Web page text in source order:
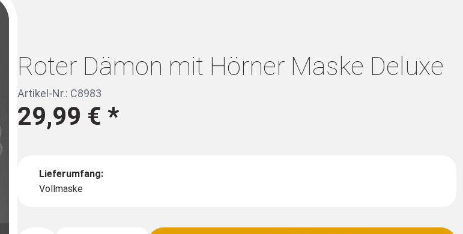
Roter Dämon mit Hörner Maske Deluxe
Artikel-Nr.: C8983
29,99 €*
Lieferumfang:
Vollmaske